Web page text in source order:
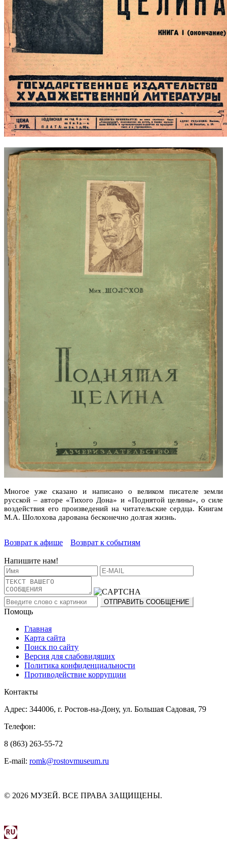
Многое уже сказано и написано о великом писателе земли
русской – авторе «Тихого Дона» и «Поднятой целины», о силе
воздействия его произведений на читательские сердца. Книгам
М.А. Шолохова дарована бесконечно долгая жизнь.
Возврат к афише Возврат к событиям
Напишите нам!
Помощь
Главная
Карта сайта
Поиск по сайту
Версия для слабовидящих
Политика конфиденциальности
Противодействие коррупции
Контакты
Адрес: 344006, г. Ростов-на-Дону, ул. Большая Садовая, 79
Телефон:
8 (863) 263-55-72
E-mail: romk@rostovmuseum.ru
© 2026 МУЗЕЙ. ВСЕ ПРАВА ЗАЩИЩЕНЫ.